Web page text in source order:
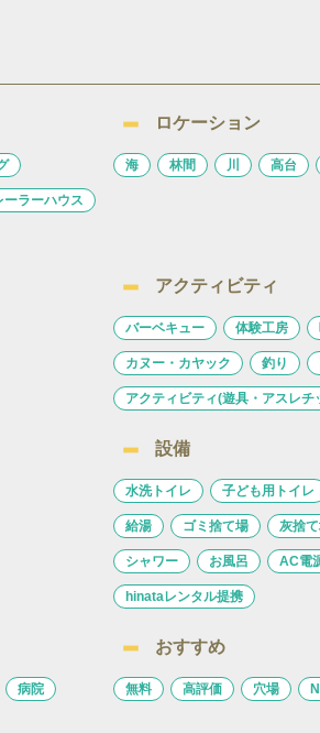
ーラーハウス
ロケーション
海 林間 川 高台
アクティビティ
バーベキュー 体験工房
カヌー・カヤック 釣り
アクティビティ(遊具・アスレチ
設備
水洗トイレ 子ども用トイレ
給湯 ゴミ捨て場 灰捨
シャワー お風呂 AC電
hinataレンタル提携
病院
おすすめ
無料 高評価 穴場